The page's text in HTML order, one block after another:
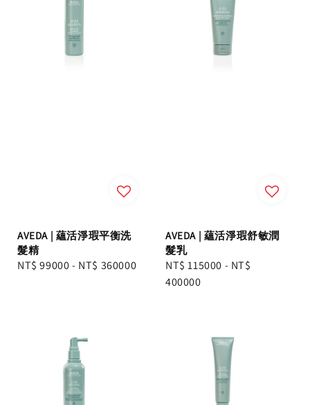
AVEDA | 蘊活淨瑕平衡洗
髮精
Regular
NT$ 99000- NT$ 360000
AVEDA | 蘊活淨瑕舒敏潤
髮乳
Regular
price
NT$ 115000 - NT$
400000